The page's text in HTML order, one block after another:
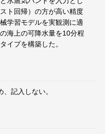
ト回帰）の方が高い精度
学習モデルを実観測に適
海上の可降水量を10分程
イプを構築した。
記入しない。